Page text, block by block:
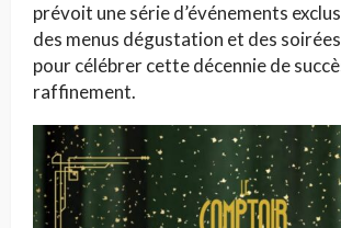
prévoit une série d’événements
des menus dégustation et des
pour célébrer cette décennie de
raffinement.